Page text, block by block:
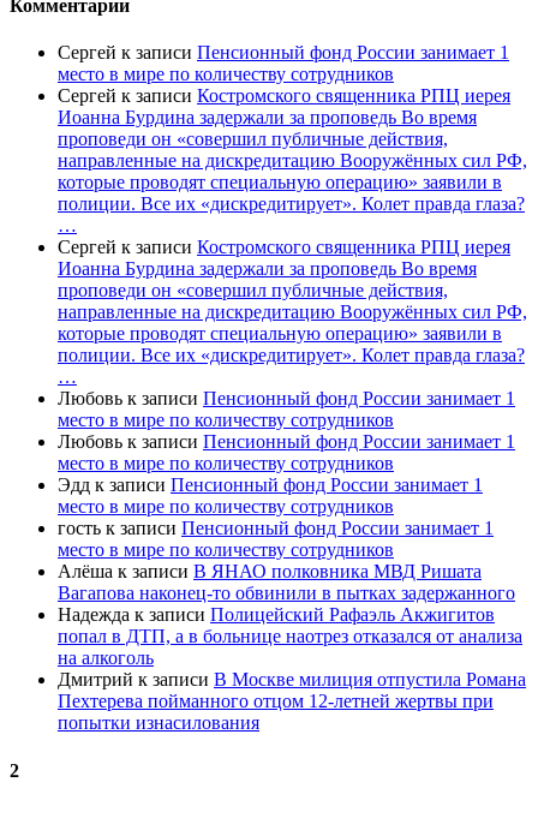
Комментарии
Сергей к записи Пенсионный фонд России занимает 1
место в мире по количеству сотрудников
Сергей к записи Костромского священника РПЦ иерея
Иоанна Бурдина задержали за проповедь Во время
проповеди он «совершил публичные действия,
направленные на дискредитацию Вооружённых сил РФ,
которые проводят специальную операцию» заявили в
полиции. Все их «дискредитирует». Колет правда глаза?
…
Сергей к записи Костромского священника РПЦ иерея
Иоанна Бурдина задержали за проповедь Во время
проповеди он «совершил публичные действия,
направленные на дискредитацию Вооружённых сил РФ,
которые проводят специальную операцию» заявили в
полиции. Все их «дискредитирует». Колет правда глаза?
…
Любовь к записи Пенсионный фонд России занимает 1
место в мире по количеству сотрудников
Любовь к записи Пенсионный фонд России занимает 1
место в мире по количеству сотрудников
Эдд к записи Пенсионный фонд России занимает 1
место в мире по количеству сотрудников
гость к записи Пенсионный фонд России занимает 1
место в мире по количеству сотрудников
Алёша к записи В ЯНАО полковника МВД Ришата
Вагапова наконец-то обвинили в пытках задержанного
Надежда к записи Полицейский Рафаэль Акжигитов
попал в ДТП, а в больнице наотрез отказался от анализа
на алкоголь
Дмитрий к записи В Москве милиция отпустила Романа
Пехтерева пойманного отцом 12-летней жертвы при
попытки изнасилования
2